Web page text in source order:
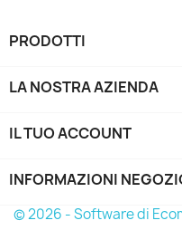
PRODOTTI
LA NOSTRA AZIENDA
IL TUO ACCOUNT
INFORMAZIONI
© 2026 - Software di